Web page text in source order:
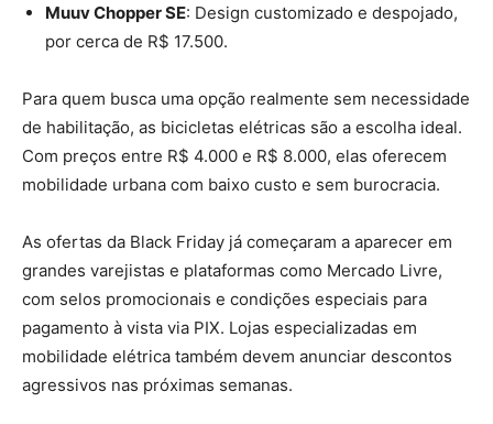
Muuv Chopper SE: Design customizado e despojado,
por cerca de R$ 17.500.
Para quem busca uma opção realmente sem necessidade
de habilitação, as bicicletas elétricas são a escolha ideal.
Com preços entre R$ 4.000 e R$ 8.000, elas oferecem
mobilidade urbana com baixo custo e sem burocracia.
As ofertas da Black Friday já começaram a aparecer em
grandes varejistas e plataformas como Mercado Livre,
com selos promocionais e condições especiais para
pagamento à vista via PIX. Lojas especializadas em
mobilidade elétrica também devem anunciar descontos
agressivos nas próximas semanas.